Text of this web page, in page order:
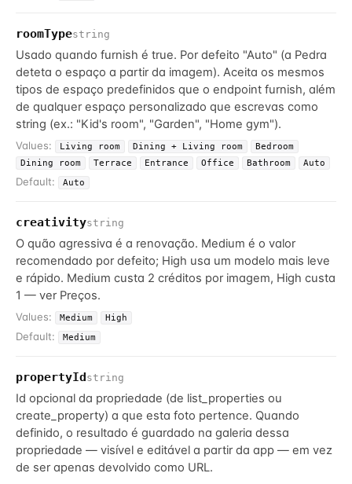
roomTypestring
Usado quando furnish é true. Por defeito "Auto" (a Pedra
deteta o espaço a partir da imagem). Aceita os mesmos
tipos de espaço predefinidos que o endpoint furnish, além
de qualquer espaço personalizado que escrevas como
string (ex.: "Kid's room", "Garden", "Home gym").
Values: Living room Dining + Living room
Bedroom
Dining room
Terrace Entrance Office Bathroom Auto
Default: Auto
creativitystring
O quão agressiva é a renovação. Medium é o valor
recomendado por defeito; High usa um modelo mais leve
e rápido. Medium custa 2 créditos por imagem, High custa
1 — ver Preços.
Values: Medium High
Default: Medium
propertyIdstring
Id opcional da propriedade (de list_properties ou
create_property) a que esta foto pertence. Quando
definido, o resultado é guardado na galeria dessa
propriedade — visível e editável a partir da app — em vez
de ser apenas devolvido como URL.